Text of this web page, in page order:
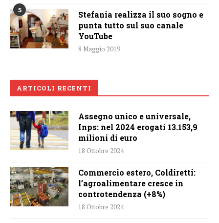
5
Stefania realizza il suo sogno e
punta tutto sul suo canale
YouTube
8 Maggio 2019
ARTICOLI RECENTI
Assegno unico e universale,
Inps: nel 2024 erogati 13.153,9
milioni di euro
18 Ottobre 2024
Commercio estero, Coldiretti:
l’agroalimentare cresce in
controtendenza (+8%)
18 Ottobre 2024